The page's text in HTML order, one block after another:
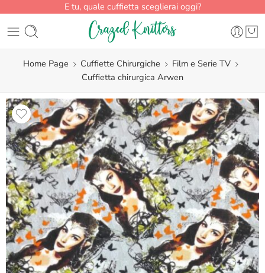
E tu, quale cuffietta sceglierai oggi?
Home Page Cuffiette Chirurgiche
Film e Serie TV
Cuffietta chirurgica Arwen